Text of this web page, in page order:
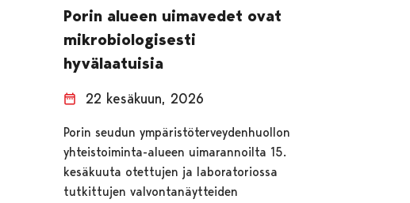
Porin alueen uimavedet ovat
mikrobiologisesti
hyvälaatuisia
22 kesäkuun, 2026
Porin seudun ympäristöterveydenhuollon
yhteistoiminta-alueen uimarannoilta 15.
kesäkuuta otettujen ja laboratoriossa
tutkittujen valvontanäytteiden